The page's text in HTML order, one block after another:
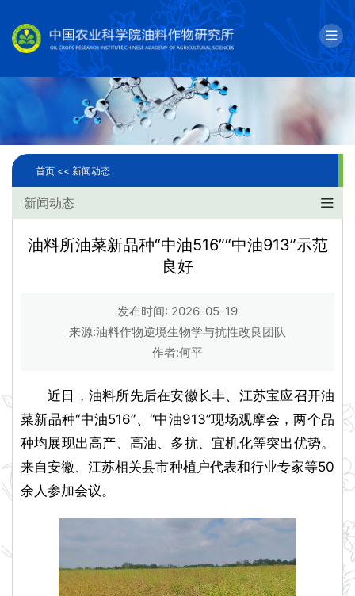
English 邮箱
科学研究
人才队伍
首页 << 新闻动态
新闻动态
油料所油菜新品种“中油516”“中油913”示范
良好
发布时间: 2026-05-19
来源:油料作物逆境生物学与抗性改良团队
作者:何平
近日，油料所先后在安徽长丰、江苏宝应召开油
菜新品种“中油516”、“中油913”现场观摩会，两个品
种均展现出高产、高油、多抗、宜机化等突出优势。
来自安徽、江苏相关县市种植户代表和行业专家等50
余人参加会议。